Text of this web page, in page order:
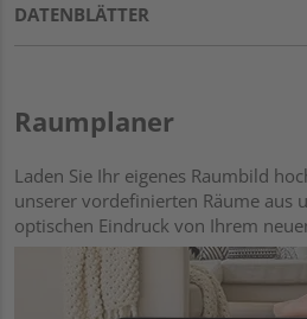
DATENBLÄTTER
Raumplaner
Laden Sie Ihr eigenes Raumbild
unserer vordefinierten Räume aus
optischen Eindruck von Ihrem